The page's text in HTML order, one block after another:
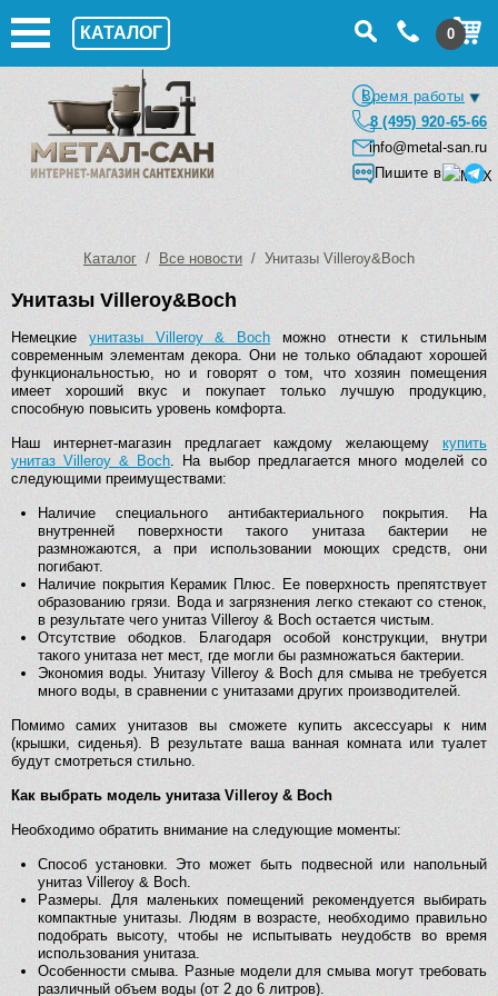
КАТАЛОГ 0
Время работы
8 (495) 920-65-66
info@metal-san.ru
Пишите в
Каталог / Все новости / Унитазы Villeroy&Boch
Унитазы Villeroy&Boch
Немецкие унитазы Villeroy & Boch можно отнести к стильным
современным элементам декора. Они не только обладают хорошей
функциональностью, но и говорят о том, что хозяин помещения
имеет хороший вкус и покупает только лучшую продукцию,
способную повысить уровень комфорта.
Наш интернет-магазин предлагает каждому желающему купить
унитаз Villeroy & Boch. На выбор предлагается много моделей со
следующими преимуществами:
Наличие специального антибактериального покрытия. На
внутренней поверхности такого унитаза бактерии не
размножаются, а при использовании моющих средств, они
погибают.
Наличие покрытия Керамик Плюс. Ее поверхность препятствует
образованию грязи. Вода и загрязнения легко стекают со стенок,
в результате чего унитаз Villeroy & Boch остается чистым.
Отсутствие ободков. Благодаря особой конструкции, внутри
такого унитаза нет мест, где могли бы размножаться бактерии.
Экономия воды. Унитазу Villeroy & Boch для смыва не требуется
много воды, в сравнении с унитазами других производителей.
Помимо самих унитазов вы сможете купить аксессуары к ним
(крышки, сиденья). В результате ваша ванная комната или туалет
будут смотреться стильно.
Как выбрать модель унитаза Villeroy & Boch
Необходимо обратить внимание на следующие моменты:
Способ установки. Это может быть подвесной или напольный
унитаз Villeroy & Boch.
Размеры. Для маленьких помещений рекомендуется выбирать
компактные унитазы. Людям в возрасте, необходимо правильно
подобрать высоту, чтобы не испытывать неудобств во время
использования унитаза.
Особенности смыва. Разные модели для смыва могут требовать
различный объем воды (от 2 до 6 литров).